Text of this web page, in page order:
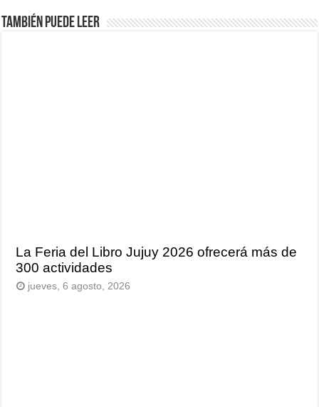
También puede leer
La Feria del Libro Jujuy 2026 ofrecerá más de
300 actividades
jueves, 6 agosto, 2026